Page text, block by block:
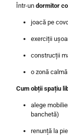
Într-un dormitor
joacă pe
exerciții
construcții
o zonă
Cum obții spațiu
alege
banchetă)
renunță la